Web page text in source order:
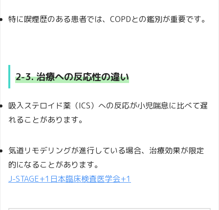
特に喫煙歴のある患者では、COPDとの鑑別が重要です。
2-3. 治療への反応性の違い
吸入ステロイド薬（ICS）への反応が小児喘息に比べて遅
れることがあります。
気道リモデリングが進行している場合、治療効果が限定
的になることがあります。
J-STAGE+1 日本臨床検査医学会+1